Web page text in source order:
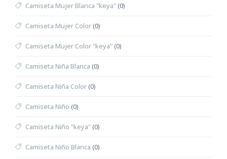
Camiseta Mujer Blanca "keya"(0)
Camiseta Mujer Color(0)
Camiseta Mujer Color "keya"(0)
Camiseta Niña Blanca (0)
Camiseta Niña Color(0)
Camiseta Niño (0)
Camiseta Niño "keya"(0)
Camiseta Niño Blanca (0)